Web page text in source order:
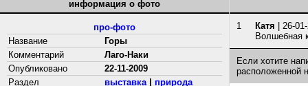
информация о фото
про-фото
Название
Горы
Комментарий
Лаго-Наки
Опубликовано
22-11-2009
Раздел
выставка| природа
1 Катя | 26-
Волшебная
Если хотите
расположенной